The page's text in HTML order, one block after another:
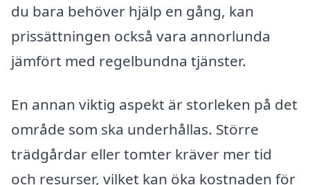
du bara behöver hjälp en gång, kan
prissättningen också vara annorlunda
jämfört med regelbundna tjänster.
En annan viktig aspekt är storleken på det
område som ska underhållas. Större
trädgårdar eller tomter kräver mer tid
och resurser, vilket kan öka kostnaden för